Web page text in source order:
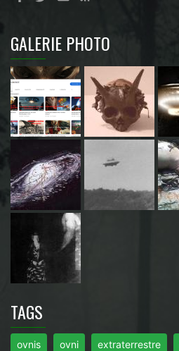
GALERIE PHOTO
TAGS
ovnis ovni extraterrestre